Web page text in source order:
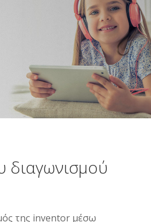
διαγωνισμού
της inventor μέσω